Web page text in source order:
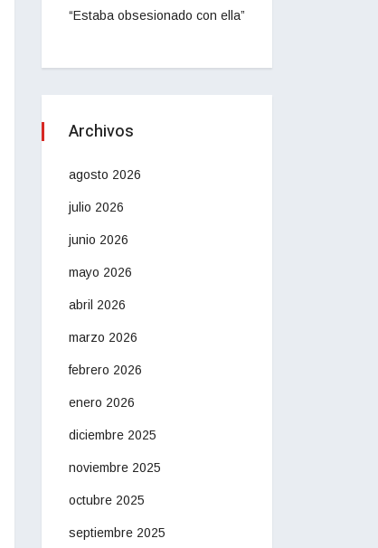
“Estaba obsesionado con ella”
Archivos
agosto 2026
julio 2026
junio 2026
mayo 2026
abril 2026
marzo 2026
febrero 2026
enero 2026
diciembre 2025
noviembre 2025
octubre 2025
septiembre 2025